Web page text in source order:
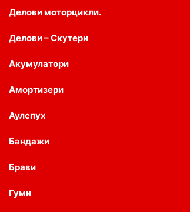
Делови моторцикли.
Делови – Скутери
Акумулатори
Амортизери
Аулспух
Бандажи
Брави
Гуми